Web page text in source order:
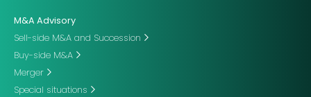
M&A Advisory
Sell-side M&A and Succession
Buy-side M&A
Merger
Special situations